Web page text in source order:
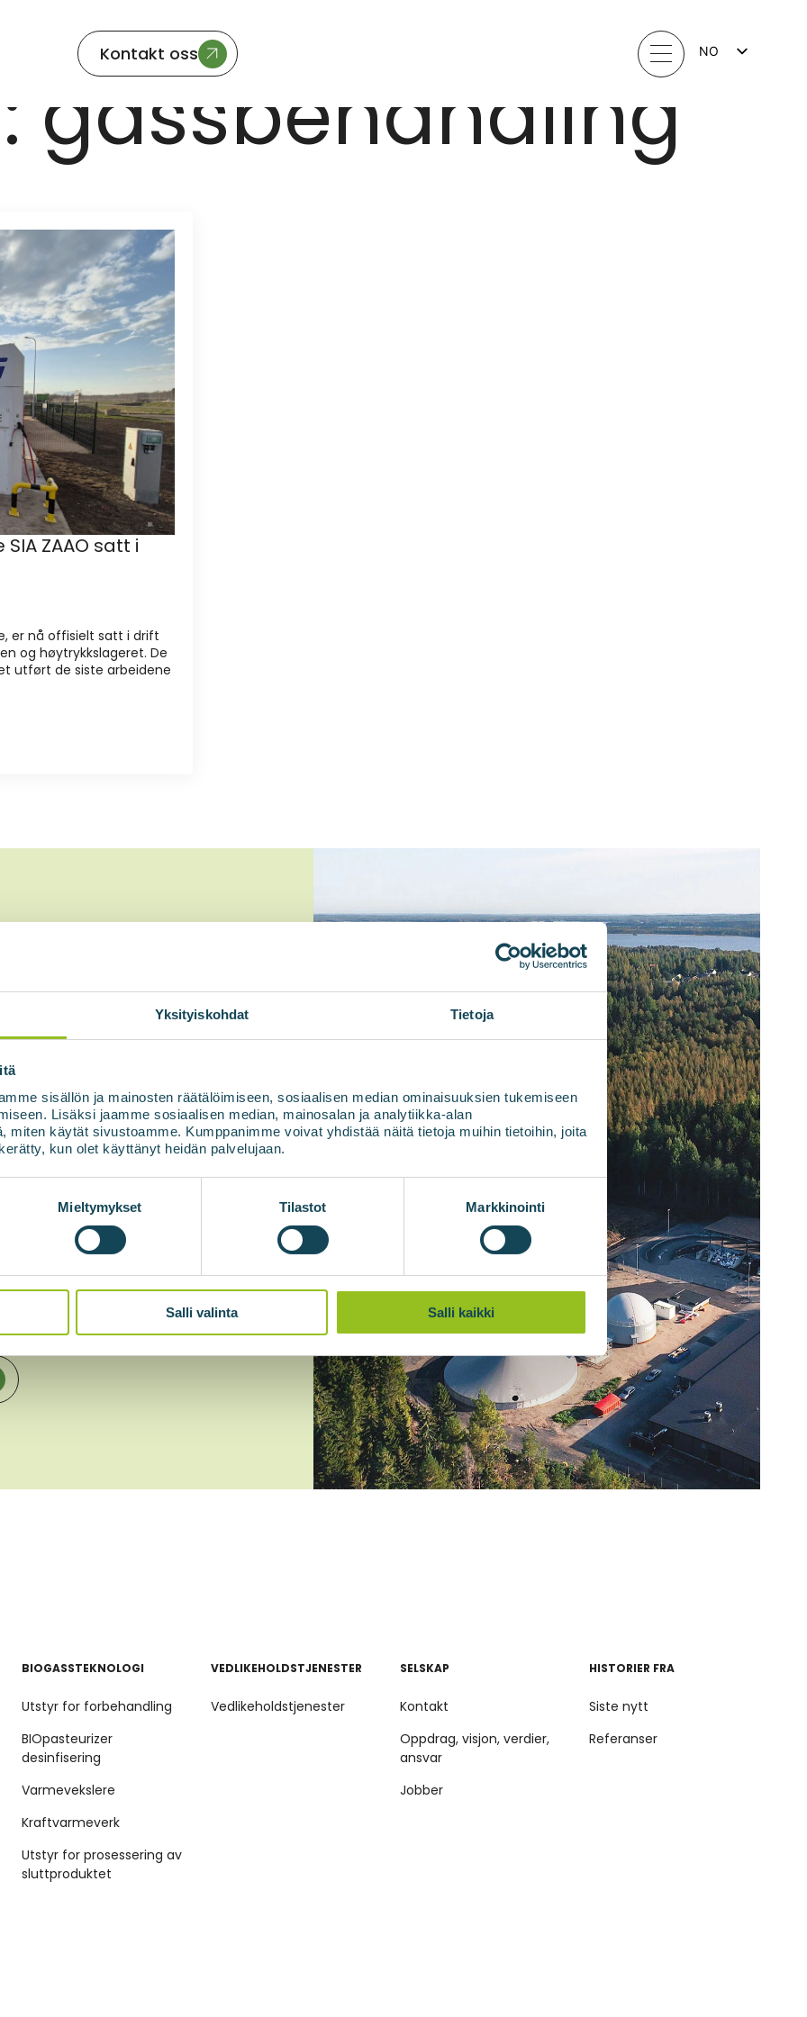
Yksityiskohdat Tietoja
sisällön ja mainosten räätälöimiseen, sosiaalisen median ominaisuuksien tukemiseen
Lisäksi jaamme sosiaalisen median, mainosalan ja analytiikka-alan
miten käytät sivustoamme. Kumppanimme voivat yhdistää näitä tietoja muihin tietoihin, joita
kun olet käyttänyt heidän palvelujaan.
Mieltymykset Tilastot Markkinointi
Salli valinta Salli kaikki
Kontakt oss
NO
gassbehandling
ZAAO satt i
er nå offisielt satt i drift
og høytrykkslageret. De
utført de siste arbeidene
brukes i samsvar med
BIOGASSTEKNOLOGI
Utstyr for forbehandling
BIOpasteurizer
desinfisering
Varmevekslere
Kraftvarmeverk
Utstyr for prosessering av
sluttproduktet
VEDLIKEHOLDSTJENESTER
Vedlikeholdstjenester
SELSKAP
Kontakt
Oppdrag, visjon, verdier,
ansvar
Jobber
HISTORIER FRA
Siste nytt
Referanser